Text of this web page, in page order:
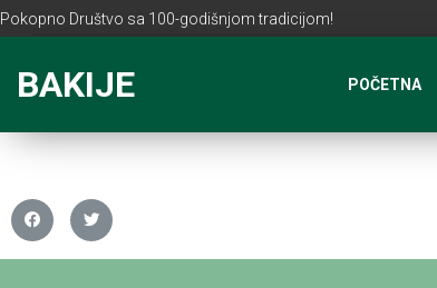
Pokopno Društvo sa 100-godišnjom tradicijom!
BAKIJE POČETNA